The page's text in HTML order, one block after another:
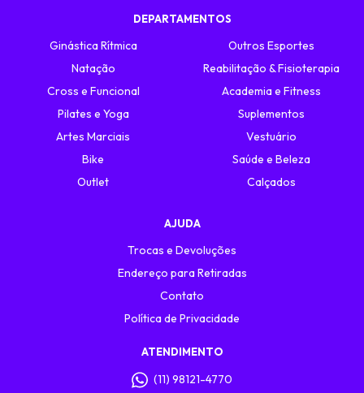
DEPARTAMENTOS
Ginástica Rítmica
Natação
Cross e Funcional
Pilates e Yoga
Artes Marciais
Bike
Outlet
Outros Esportes
Reabilitação & Fisioterapia
Academia e Fitness
Suplementos
Vestuário
Saúde e Beleza
Calçados
AJUDA
Trocas e Devoluções
Endereço para Retiradas
Contato
Política de Privacidade
ATENDIMENTO
(11) 98121-4770